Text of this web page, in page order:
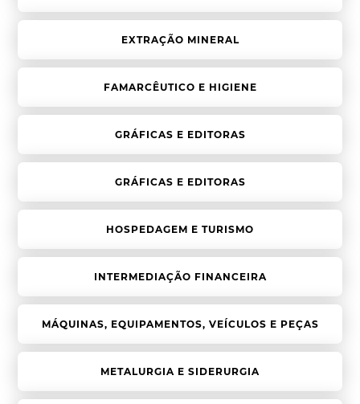
EXTRAÇÃO MINERAL
FAMARCÊUTICO E HIGIENE
GRÁFICAS E EDITORAS
GRÁFICAS E EDITORAS
HOSPEDAGEM E TURISMO
INTERMEDIAÇÃO FINANCEIRA
MÁQUINAS, EQUIPAMENTOS, VEÍCULOS E PEÇAS
METALURGIA E SIDERURGIA